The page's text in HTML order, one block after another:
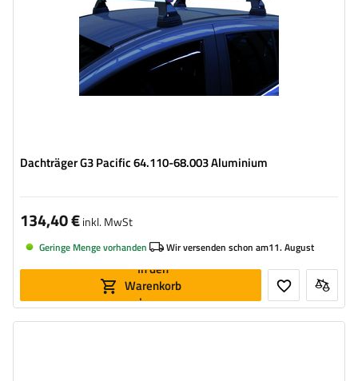
Dachträger G3 Pacific 64.110-68.003 Aluminium
134,40 €inkl. MwSt
Geringe Menge vorhanden Wir versenden schon am11. August
In den
Warenkorb
legen